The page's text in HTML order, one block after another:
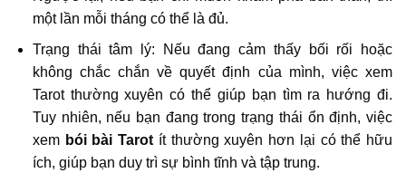
một lần mỗi tháng có thể là đủ.
Trạng thái tâm lý: Nếu đang cảm thấy bối rối hoặc
không chắc chắn về quyết định của mình, việc xem
Tarot thường xuyên có thể giúp bạn tìm ra hướng đi.
Tuy nhiên, nếu bạn đang trong trạng thái ổn định, việc
xem bói bài Tarot ít thường xuyên hơn lại có thể hữu
ích, giúp bạn duy trì sự bình tĩnh và tập trung.